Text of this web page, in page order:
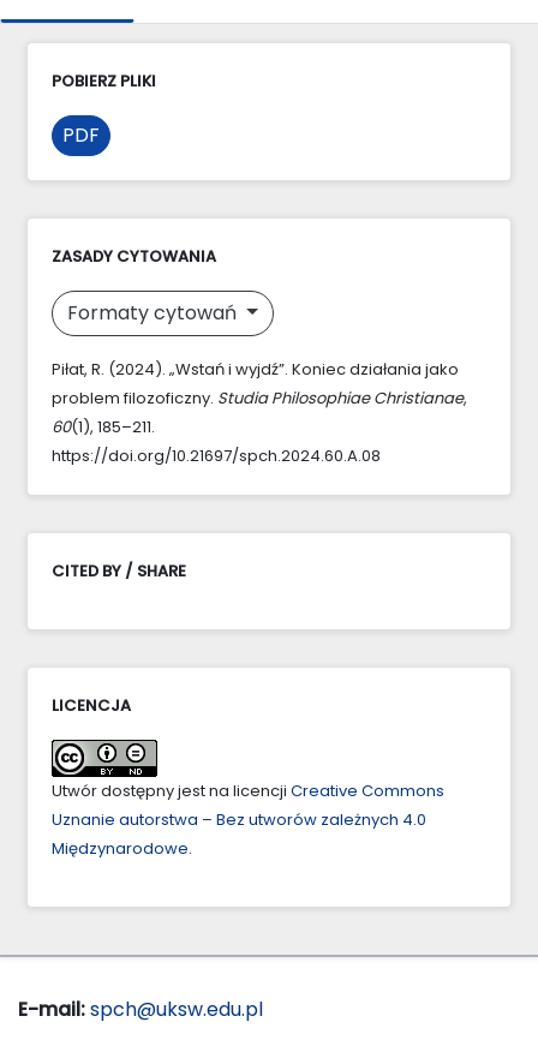
POBIERZ PLIKI
PDF
ZASADY CYTOWANIA
Formaty cytowań
Piłat, R. (2024). „Wstań i wyjdź”. Koniec działania jako
problem filozoficzny. Studia Philosophiae Christianae,
60(1), 185–211.
https://doi.org/10.21697/spch.2024.60.A.08
CITED BY / SHARE
LICENCJA
Utwór dostępny jest na licencji Creative Commons
Uznanie autorstwa – Bez utworów zależnych 4.0
Międzynarodowe.
E-mail:spch@uksw.edu.pl